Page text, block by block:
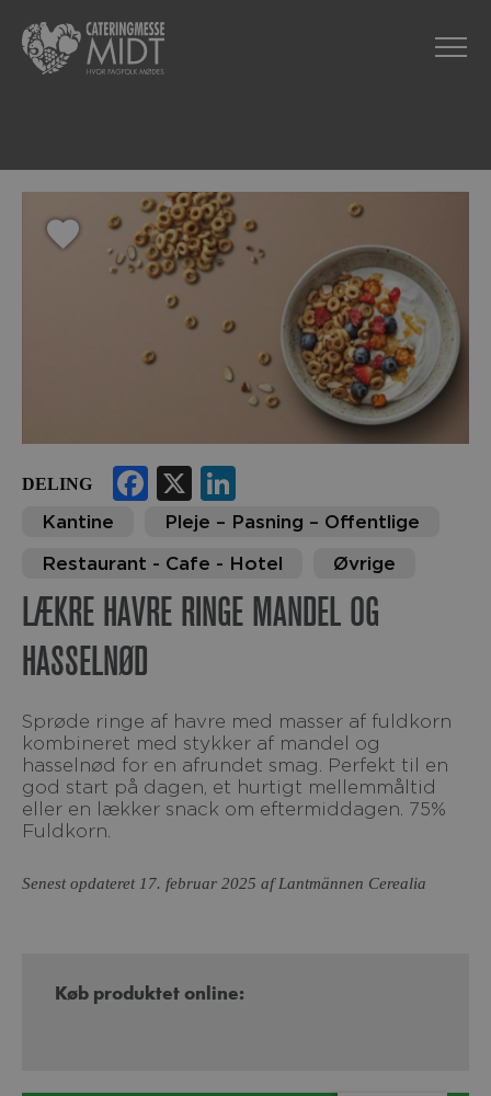
Kantine
Pleje – Pasning – Offentlige
Restaurant - Cafe - Hotel
Øvrige
DELING Facebook
X
LÆKRE HAVRE RINGE MANDEL OG
HASSELNØD
Sprøde ringe af havre med masser af fuldkorn
kombineret med stykker af mandel og
hasselnød for en afrundet smag. Perfekt til en
god start på dagen, et hurtigt mellemmåltid
eller en lækker snack om eftermiddagen. 75%
Fuldkorn.
Senest opdateret 17. februar 2025 af Lantmännen Cerealia
Køb produktet online: